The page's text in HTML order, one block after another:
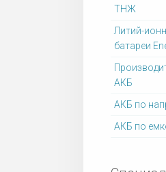
ТНЖ
Литий-
батареи
АКБ
АКБ по
АКБ по